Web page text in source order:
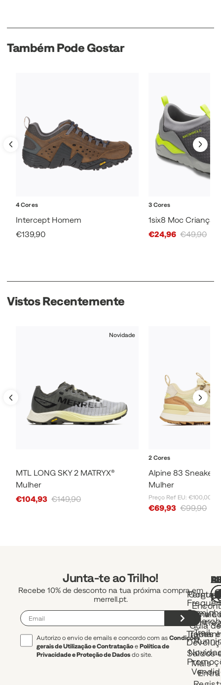
Também Pode Gostar
4 Cores
Intercept Homem
Sale Price
€139,90
3 Cores
1six8 Moc Criança
Sale Price
€24,96 €49,90
Vistos Recentemente
Novidade
MTL LONG SKY 2 MATRYX®
Mulher
Sale Price
€104,93 €149,90
2 Cores
Alpine 83 Sneaker
Mulher
Preço Ref EU: €100,00
Sale Price
€69,93 €99,90
Junta-te ao Trilho!
Recebe 10% de desconto na tua próxima compra em
merrell.pt.
Autorizo o envio de emails e concordo com asCondições
gerais de Utilização e Contratação ePolítica de
Privacidade e Proteção de Dados do site.
Envio
Trocas e
Saldos
uma
Guia de
e
Trail
Mais